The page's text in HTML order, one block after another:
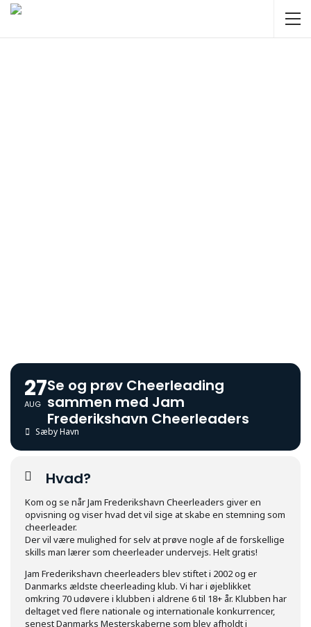
27
AUG
Se og prøv Cheerleading
sammen med Jam
Frederikshavn Cheerleaders
Sæby Havn
Hvad?
Kom og se når Jam Frederikshavn Cheerleaders giver en
opvisning og viser hvad det vil sige at skabe en stemning som
cheerleader.
Der vil være mulighed for selv at prøve nogle af de forskellige
skills man lærer som cheerleader undervejs. Helt gratis!
Jam Frederikshavn cheerleaders blev stiftet i 2002 og er
Danmarks ældste cheerleading klub. Vi har i øjeblikket
omkring 70 udøvere i klubben i aldrene 6 til 18+ år. Klubben har
deltaget ved flere nationale og internationale konkurrencer,
senest Danmarks Mesterskaberne som blev afholdt i